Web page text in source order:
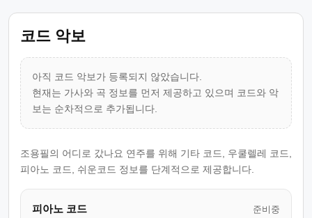
코드 악보
아직 코드 악보가 등록되지 않았습니다.
현재는 가사와 곡 정보를 먼저 제공하고 있으며 코드와 악
보는 순차적으로 추가됩니다.
조용필의 어디로 갔나요 연주를 위해 기타 코드, 우쿨렐레 코드,
피아노 코드, 쉬운코드 정보를 단계적으로 제공합니다.
피아노 코드 준비중